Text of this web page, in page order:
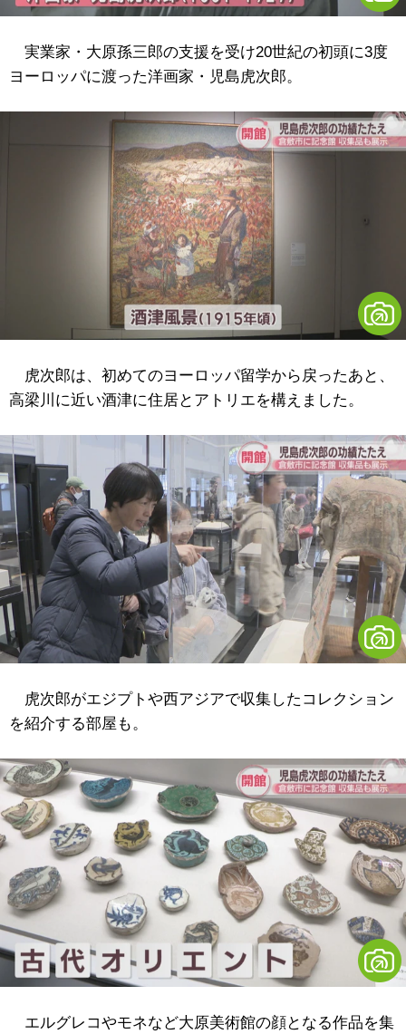
実業家・大原孫三郎の支援を受け20世紀の初頭に3度
ヨーロッパに渡った洋画家・児島虎次郎。
虎次郎は、初めてのヨーロッパ留学から戻ったあと、
高梁川に近い酒津に住居とアトリエを構えました。
虎次郎がエジプトや西アジアで収集したコレクション
を紹介する部屋も。
エルグレコやモネなど大原美術館の顔となる作品を集